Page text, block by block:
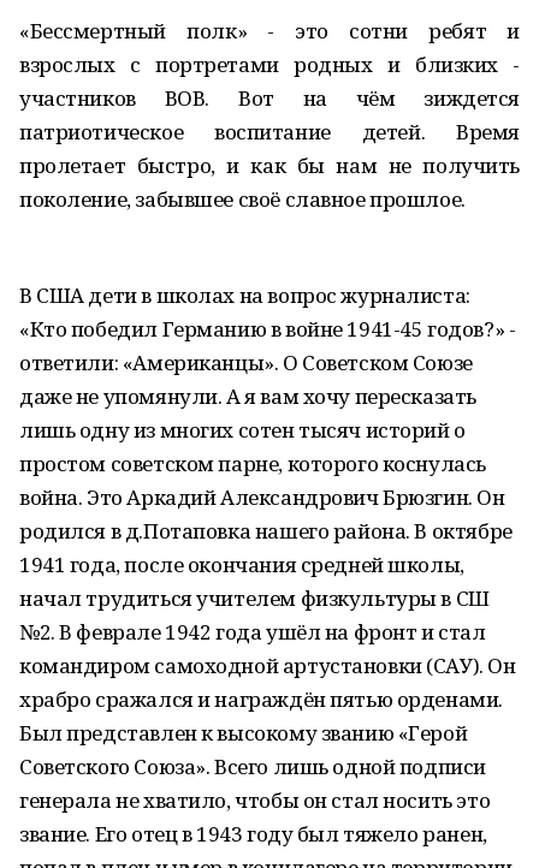
«Бессмертный полк» - это сотни ребят и
взрослых с портретами родных и близких -
участников ВОВ. Вот на чём зиждется
патриотическое воспитание детей. Время
пролетает быстро, и как бы нам не получить
поколение, забывшее своё славное прошлое.
В США дети в школах на вопрос журналиста:
«Кто победил Германию в войне 1941-45 годов?» -
ответили: «Американцы». О Советском Союзе
даже не упомянули. А я вам хочу пересказать
лишь одну из многих сотен тысяч историй о
простом советском парне, которого коснулась
война. Это Аркадий Александрович Брюзгин. Он
родился в д.Потаповка нашего района. В октябре
1941 года, после окончания средней школы,
начал трудиться учителем физкультуры в СШ
№2. В феврале 1942 года ушёл на фронт и стал
командиром самоходной артустановки (САУ). Он
храбро сражался и награждён пятью орденами.
Был представлен к высокому званию «Герой
Советского Союза». Всего лишь одной подписи
генерала не хватило, чтобы он стал носить это
звание. Его отец в 1943 году был тяжело ранен,